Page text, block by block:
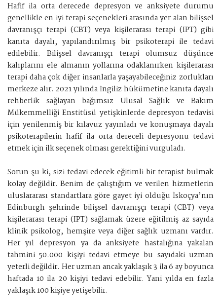
Hafif ila orta derecede depresyon ve anksiyete durumu
genellikle en iyi terapi seçenekleri arasında yer alan bilişsel
davranışçı terapi (CBT) veya kişilerarası terapi (IPT) gibi
kanıta dayalı, yapılandırılmış bir psikoterapi ile tedavi
edilebilir. Bilişsel davranışçı terapi olumsuz düşünce
kalıplarını ele almanın yollarına odaklanırken kişilerarası
terapi daha çok diğer insanlarla yaşayabileceğiniz zorlukları
merkeze alır. 2021 yılında İngiliz hükümetine kanıta dayalı
rehberlik sağlayan bağımsız Ulusal Sağlık ve Bakım
Mükemmelliği Enstitüsü yetişkinlerde depresyon tedavisi
için yenilenmiş bir kılavuz yayınladı ve konuşmaya dayalı
psikoterapilerin hafif ila orta dereceli depresyonu tedavi
etmek için ilk seçenek olması gerektiğini vurguladı.
Sorun şu ki, sizi tedavi edecek eğitimli bir terapist bulmak
kolay değildir. Benim de çalıştığım ve verilen hizmetlerin
uluslararası standartlara göre gayet iyi olduğu İskoçya’nın
Edinburgh şehrinde bilişsel davranışçı terapi (CBT) veya
kişilerarası terapi (IPT) sağlamak üzere eğitilmiş az sayıda
klinik psikolog, hemşire veya diğer sağlık uzmanı vardır.
Her yıl depresyon ya da anksiyete hastalığına yakalan
tahmini 50.000 kişiyi tedavi etmeye bu sayıdaki uzman
yeterli değildir. Her uzman ancak yaklaşık 3 ila 6 ay boyunca
haftada 10 ila 20 kişiyi tedavi edebilir. Yani yılda en fazla
yaklaşık 100 kişiye yetişebilir.